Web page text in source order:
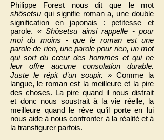
Philippe Forest nous dit que le mot
shôsetsu qui signifie roman a, une double
signification en japonais : petitesse et
parole. « Shôsetsu ainsi rappelle - pour
moi du moins - que le roman est une
parole de rien, une parole pour rien, un mot
qui sort du cœur des hommes et qui ne
leur offre aucune consolation durable.
Juste le répit d’un soupir. » Comme la
langue, le roman est la meilleure et la pire
des choses. La pire quand il nous distrait
et donc nous soustrait à la vie réelle, la
meilleure quand le rêve qu’il porte en lui
nous aide à nous confronter à la réalité et à
la transfigurer parfois.